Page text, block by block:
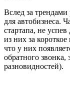
Вслед за
для автобизнеса.
стартапа, не
из них за
что у них
обратного звонка,
разновидностей).